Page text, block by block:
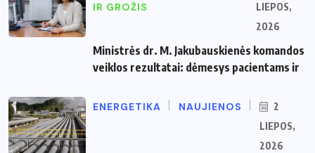
IR GROŽIS
LIEPOS,
2026
Ministrės dr. M. Jakubauskienės komandos
veiklos rezultatai: dėmesys pacientams ir
ENERGETIKA NAUJIENOS
2
LIEPOS,
2026